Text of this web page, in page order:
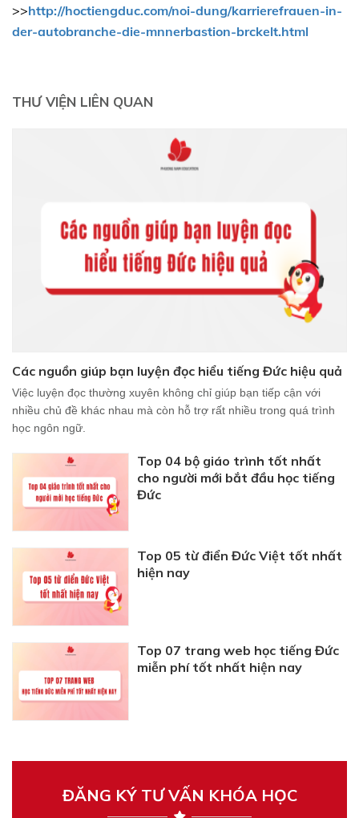
>>http://hoctiengduc.com/noi-dung/karrierefrauen-in-
der-autobranche-die-mnnerbastion-brckelt.html
THƯ VIỆN LIÊN QUAN
Các nguồn giúp bạn luyện đọc hiểu tiếng Đức hiệu quả
Việc luyện đọc thường xuyên không chỉ giúp bạn tiếp cận với
nhiều chủ đề khác nhau mà còn hỗ trợ rất nhiều trong quá trình
học ngôn ngữ.
Top 04 bộ giáo trình tốt nhất
cho người mới bắt đầu học tiếng
Đức
Top 05 từ điển Đức Việt tốt nhất
hiện nay
Top 07 trang web học tiếng Đức
miễn phí tốt nhất hiện nay
ĐĂNG KÝ TƯ VẤN KHÓA HỌC